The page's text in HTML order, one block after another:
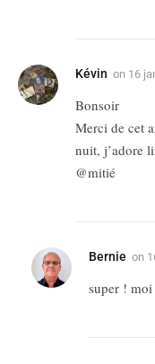
Kévin on 16
Bonsoir
Merci de cet
nuit, j’adore
@mitié
Bernie on
super !